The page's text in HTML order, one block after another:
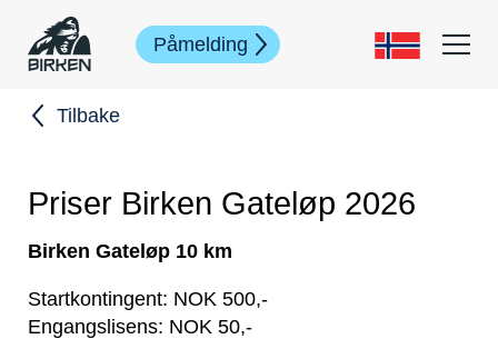
Påmelding
Tilbake
Priser Birken Gateløp 2026
Birken Gateløp 10 km
Startkontingent: NOK 500,-
Engangslisens: NOK 50,-